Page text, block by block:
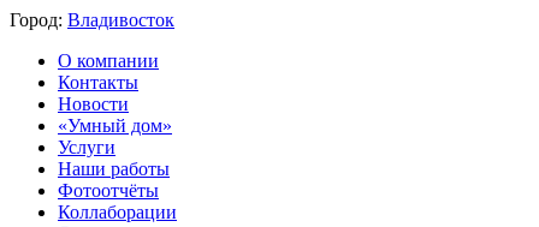
Город: Владивосток
О компании
Контакты
Новости
«Умный дом»
Услуги
Наши работы
Фотоотчёты
Коллаборации